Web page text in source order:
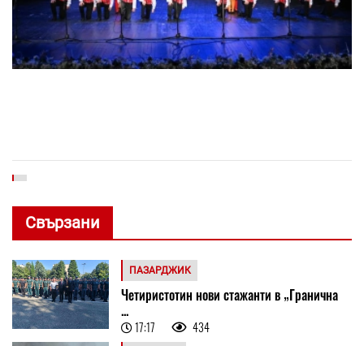
Свързани
ПАЗАРДЖИК
Четиристотин нови стажанти в „Гранична
...
17:17 434